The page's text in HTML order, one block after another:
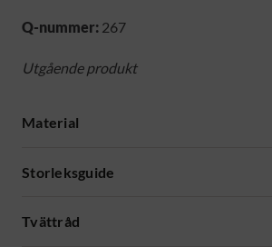
Q-nummer: 267
Utgående produkt
Material
Storleksguide
Tvättråd